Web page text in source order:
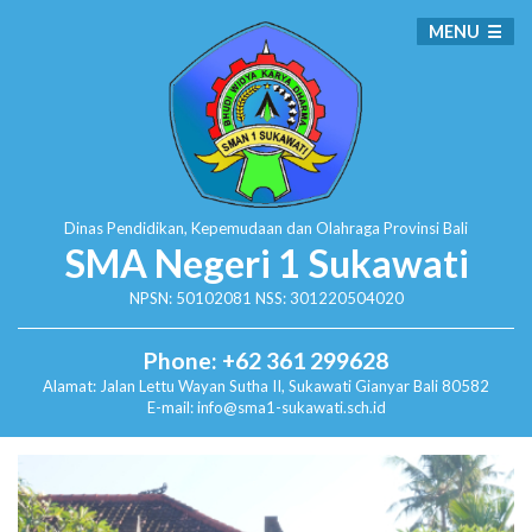
Dinas Pendidikan, Kepemudaan dan Olahraga Provinsi Bali
SMA Negeri 1 Sukawati
NPSN: 50102081 NSS: 301220504020
Phone: +62 361 299628
Alamat: Jalan Lettu Wayan Sutha II, SukawatiGianyar Bali 80582
E-mail: info@sma1-sukawati.sch.id
MENU